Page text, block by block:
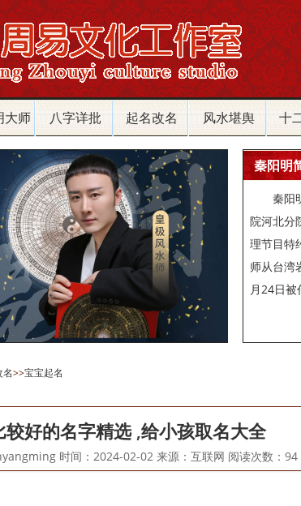
大师 八字详批 起名改名 风水堪舆 十
秦阳明
秦阳
院河北分
理节目特
师从台湾
月24日
名>>宝宝起名
较好的名字精选 ,给小孩取名大全
时间：2024-02-02 来源：互联网 阅读次数： 94